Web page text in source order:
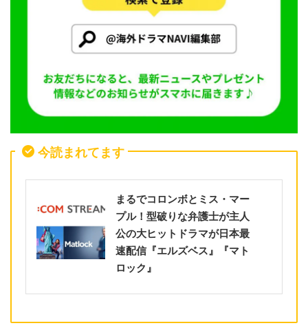
今読まれてます
まるでコロンボとミス・マー
プル！型破りな弁護士が主人
公の大ヒットドラマが日本最
速配信『エルズベス』『マト
ロック』